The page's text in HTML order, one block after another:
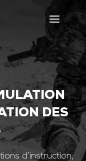
DES
d’instruction,